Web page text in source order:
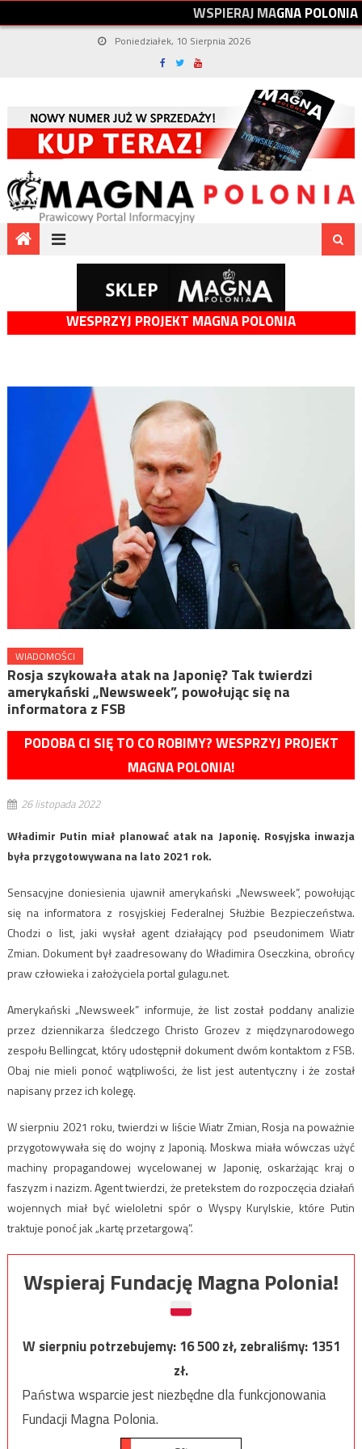
WSPIERAJMAGNAPOLONIA
Poniedziałek, 10 Sierpnia 2026
WESPRZYJ PROJEKT MAGNA POLONIA
WIADOMOŚCI
Rosja szykowała atak na Japonię? Tak twierdzi
amerykański „Newsweek”, powołując się na
informatora z FSB
PODOBA CI SIĘ TO CO ROBIMY? WESPRZYJ PROJEKT
MAGNA POLONIA!
26 listopada 2022
Władimir Putin miał planować atak na Japonię. Rosyjska inwazja
była przygotowywana na lato 2021 rok.
Sensacyjne doniesienia ujawnił amerykański „Newsweek”, powołując
się na informatora z rosyjskiej Federalnej Służbie Bezpieczeństwa.
Chodzi o list, jaki wysłał agent działający pod pseudonimem Wiatr
Zmian. Dokument był zaadresowany do Władimira Oseczkina, obrońcy
praw człowieka i założyciela portal gulagu.net.
Amerykański „Newsweek” informuje, że list został poddany analizie
przez dziennikarza śledczego Christo Grozev z międzynarodowego
zespołu Bellingcat, który udostępnił dokument dwóm kontaktom z FSB.
Obaj nie mieli ponoć wątpliwości, że list jest autentyczny i że został
napisany przez ich kolegę.
W sierpniu 2021 roku, twierdzi w liście Wiatr Zmian, Rosja na poważnie
przygotowywała się do wojny z Japonią. Moskwa miała wówczas użyć
machiny propagandowej wycelowanej w Japonię, oskarżając kraj o
faszyzm i nazizm. Agent twierdzi, że pretekstem do rozpoczęcia działań
wojennych miał być wieloletni spór o Wyspy Kurylskie, które Putin
traktuje ponoć jak „kartę przetargową”.
Wspieraj Fundację Magna Polonia!
W sierpniu potrzebujemy:16 500zł, zebraliśmy:1351
zł.
Państwa wsparcie jest niezbędne dla funkcjonowania
Fundacji Magna Polonia.